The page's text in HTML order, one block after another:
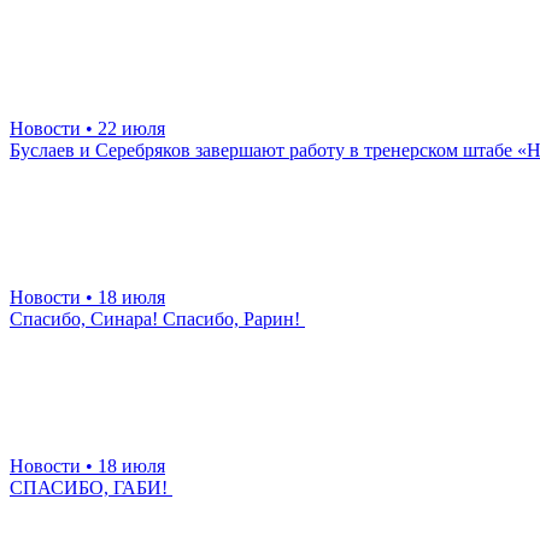
Новости • 22 июля
Буслаев и Серебряков завершают работу в тренерском штабе
Новости • 18 июля
Спасибо, Синара! Спасибо, Рарин!
Новости • 18 июля
СПАСИБО, ГАБИ!